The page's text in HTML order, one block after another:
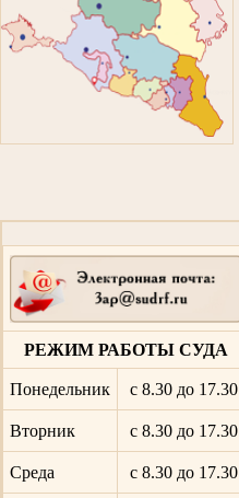
РЕЖИМ РАБОТЫ СУДА
Понедельник с 8.30 до 17.30
Вторник с 8.30 до 17.30
Среда с 8.30 до 17.30